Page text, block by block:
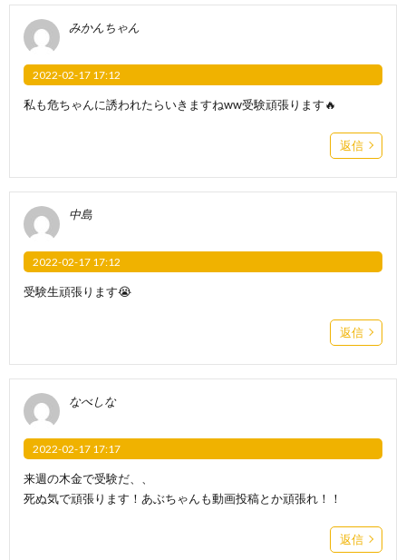
みかんちゃん
2022-02-17 17:12
私も危ちゃんに誘われたらいきますねww受験頑張ります🔥
返信
中島
2022-02-17 17:12
受験生頑張ります😭
返信
なべしな
2022-02-17 17:17
来週の木金で受験だ、、
死ぬ気で頑張ります！あぶちゃんも動画投稿とか頑張れ！！
返信